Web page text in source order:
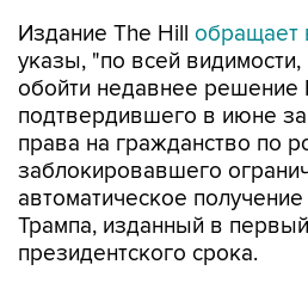
Издание The Hill обращает
указы, "по всей
обойти недавнее решение
подтвердившего в июне
права на гражданство по
заблокировавшего
автоматическое
Трампа, изданный в
президентского срока.